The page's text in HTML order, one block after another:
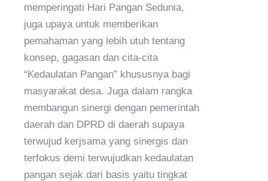
memperingati Hari Pangan Sedunia,
juga upaya untuk memberikan
pemahaman yang lebih utuh tentang
konsep, gagasan dan cita-cita
“Kedaulatan Pangan” khususnya bagi
masyarakat desa. Juga dalam rangka
membangun sinergi dengan pemerintah
daerah dan DPRD di daerah supaya
terwujud kerjsama yang sinergis dan
terfokus demi terwujudkan kedaulatan
pangan sejak dari basis yaitu tingkat